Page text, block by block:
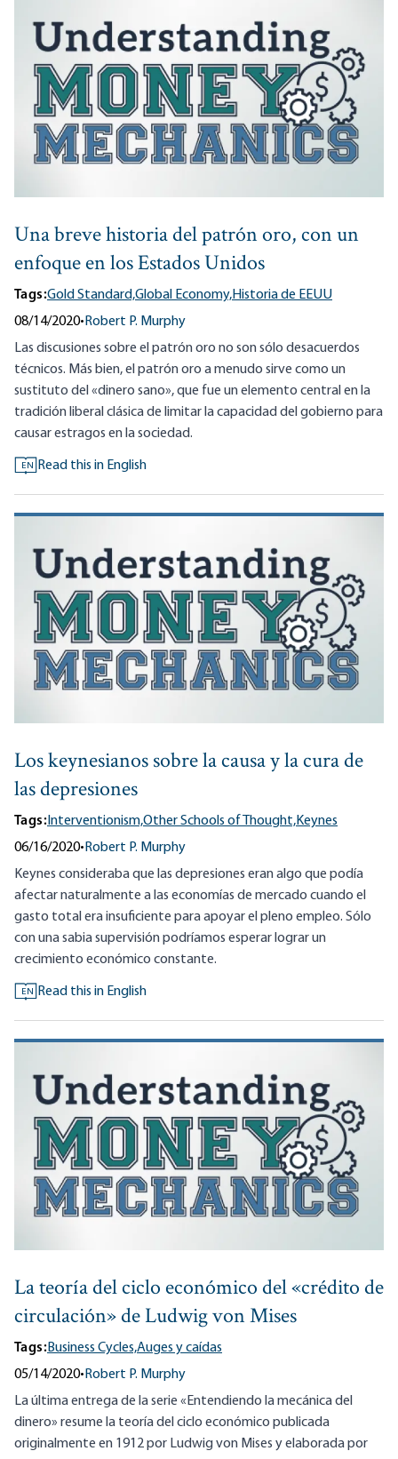
Una breve historia del patrón oro, con un
enfoque en los Estados Unidos
Tags:Gold Standard,Global Economy,Historia de EEUU
08/14/2020• Robert P. Murphy
Las discusiones sobre el patrón oro no son sólo desacuerdos
técnicos. Más bien, el patrón oro a menudo sirve como un
sustituto del «dinero sano», que fue un elemento central en la
tradición liberal clásica de limitar la capacidad del gobierno para
causar estragos en la sociedad.
EN Read this in English
Los keynesianos sobre la causa y la cura de
las depresiones
Tags:Interventionism,Other Schools of Thought,Keynes
06/16/2020•Robert P. Murphy
Keynes consideraba que las depresiones eran algo que podía
afectar naturalmente a las economías de mercado cuando el
gasto total era insuficiente para apoyar el pleno empleo. Sólo
con una sabia supervisión podríamos esperar lograr un
crecimiento económico constante.
EN Read this in English
La teoría del ciclo económico del «crédito de
circulación» de Ludwig von Mises
Tags:Business Cycles,Auges y caídas
05/14/2020• Robert P. Murphy
La última entrega de la serie «Entendiendo la mecánica del
dinero» resume la teoría del ciclo económico publicada
originalmente en 1912 por Ludwig von Mises y elaborada por